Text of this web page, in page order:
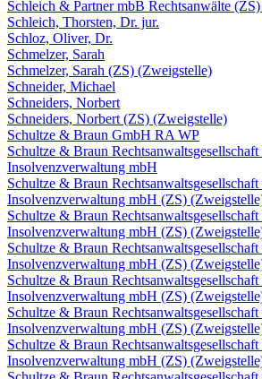
Schleich & Partner mbB Rechtsanwälte
Schleich, Thorsten, Dr. jur.
Schloz, Oliver, Dr.
Schmelzer, Sarah
Schmelzer, Sarah (ZS) (Zweigstelle)
Schneider, Michael
Schneiders, Norbert
Schneiders, Norbert (ZS) (Zweigstelle)
Schultze & Braun GmbH RA WP
Schultze & Braun
Insolvenzverwaltung mbH
Schultze & Braun
Insolvenzverwaltung mbH (ZS)
Schultze & Braun
Insolvenzverwaltung mbH (ZS)
Schultze & Braun
Insolvenzverwaltung mbH (ZS)
Schultze & Braun
Insolvenzverwaltung mbH (ZS)
Schultze & Braun
Insolvenzverwaltung mbH (ZS)
Schultze & Braun
Insolvenzverwaltung mbH (ZS)